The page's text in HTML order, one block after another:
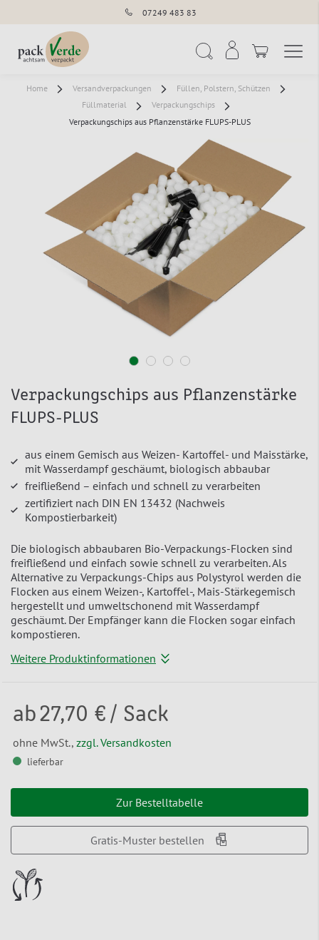
07249 483 83
Home Versandverpackungen
Füllen, Polstern, Schützen
Füllmaterial
Verpackungschips
Verpackungschips aus Pflanzenstärke FLUPS-PLUS
Verpackungschips aus Pflanzenstärke
FLUPS-PLUS
aus einem Gemisch aus Weizen- Kartoffel- und Maisstärke,
mit Wasserdampf geschäumt, biologisch abbaubar
freifließend – einfach und schnell zu verarbeiten
zertifiziert nach DIN EN 13432 (Nachweis
Kompostierbarkeit)
Die biologisch abbaubaren Bio-Verpackungs-Flocken sind
freifließend und einfach sowie schnell zu verarbeiten. Als
Alternative zu Verpackungs-Chips aus Polystyrol werden die
Flocken aus einem Weizen-, Kartoffel-, Mais-Stärkegemisch
hergestellt und umweltschonend mit Wasserdampf
geschäumt. Der Empfänger kann die Flocken sogar einfach
kompostieren.
Weitere Produktinformationen
ab27,70 € / Sack
ohne MwSt., zzgl. Versandkosten
lieferbar
Zur Bestelltabelle
Gratis-Muster bestellen